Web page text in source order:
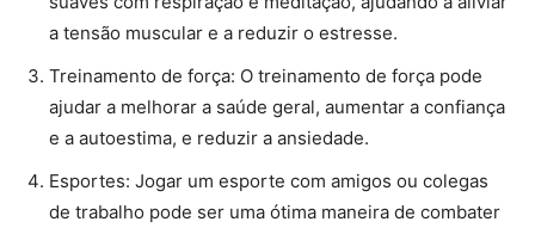
a tensão muscular e a reduzir o estresse.
Treinamento de força: O treinamento de força pode
ajudar a melhorar a saúde geral, aumentar a confiança
e a autoestima, e reduzir a ansiedade.
Esportes: Jogar um esporte com amigos ou colegas
de trabalho pode ser uma ótima maneira de combater